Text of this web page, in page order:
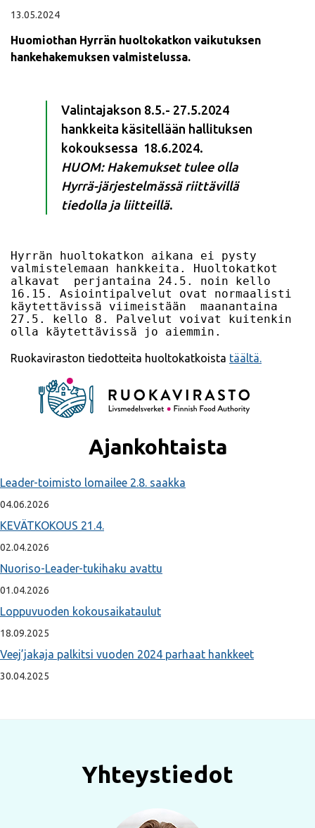
13.05.2024
Huomiothan Hyrrän huoltokatkon vaikutuksen
hankehakemuksen valmistelussa.
Valintajakson 8.5.- 27.5.2024
hankkeita käsitellään hallituksen
kokouksessa 18.6.2024.
HUOM: Hakemukset tulee olla
Hyrrä-järjestelmässä riittävillä
tiedolla ja liitteillä.
Hyrrän huoltokatkon aikana ei pysty
valmistelemaan hankkeita. Huoltokatkot
alkavat  perjantaina 24.5. noin kello
16.15. Asiointipalvelut ovat normaalisti
käytettävissä viimeistään  maanantaina
27.5. kello 8. Palvelut voivat kuitenkin
olla käytettävissä jo aiemmin.
Ruokaviraston tiedotteita huoltokatkoista täältä.
Ajankohtaista
Leader-toimisto lomailee 2.8. saakka
04.06.2026
KEVÄTKOKOUS 21.4.
02.04.2026
Nuoriso-Leader-tukihaku avattu
01.04.2026
Loppuvuoden kokousaikataulut
18.09.2025
Veej’jakaja palkitsi vuoden 2024 parhaat hankkeet
30.04.2025
Yhteystiedot